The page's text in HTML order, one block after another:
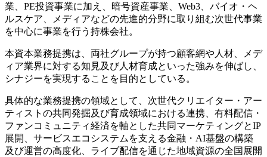
業、PE投資事業に加え、暗号資産事業、Web3、バイオ・ヘ
ルスケア、メディアなどの先進的分野に取り組む次世代事業
を中心に事業を行う持株会社。
本資本業務提携は、両社グループが持つ顧客網や人材、メデ
ィア業界に対する知見及び人材育成といった強みを伸ばし、
シナジーを実現することを目的としている。
具体的な業務提携の領域として、次世代クリエイター・アー
ティストの共同発掘及び育成領域における連携、有料配信・
ファンコミュニティ経済を軸とした共同マーケティングとIP
展開、サービスエコシステムを支える金融・AI基盤の構築
及び運営の高度化、ライブ配信を通じた地域資源の全国展開